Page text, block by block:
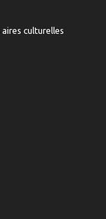
culturelles